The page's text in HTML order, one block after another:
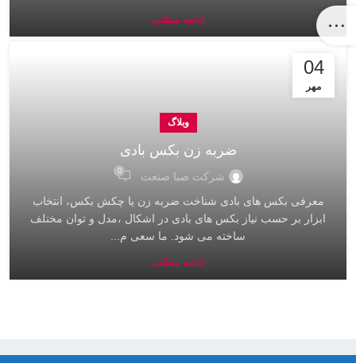
ادامه مطلب
04
مهر
وبلاگ
ضربه زن بکس بادی
شرکت صبا صنعت 0
معرفی بکس های بادی شناخت ضربه زن یا چکش بکس، انتخاب
ابزار بر حسب نیاز بکس های بادی در اشکال ،مدل و توان مختلف
ساخته می شود. ما سعی م...
ادامه مطلب